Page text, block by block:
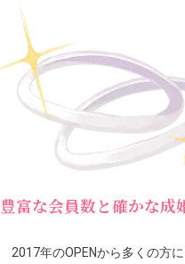
豊富な会員数と確かな成
2017年のOPENから多くの方に